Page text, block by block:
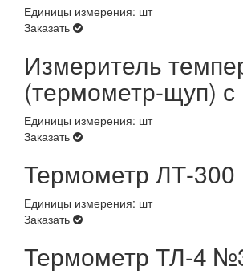
Единицы измерения: шт
Заказать
Измеритель
(термометр-щуп)
Единицы измерения: шт
Заказать
Термометр ЛТ-300
Единицы измерения: шт
Заказать
Термометр ТЛ-4